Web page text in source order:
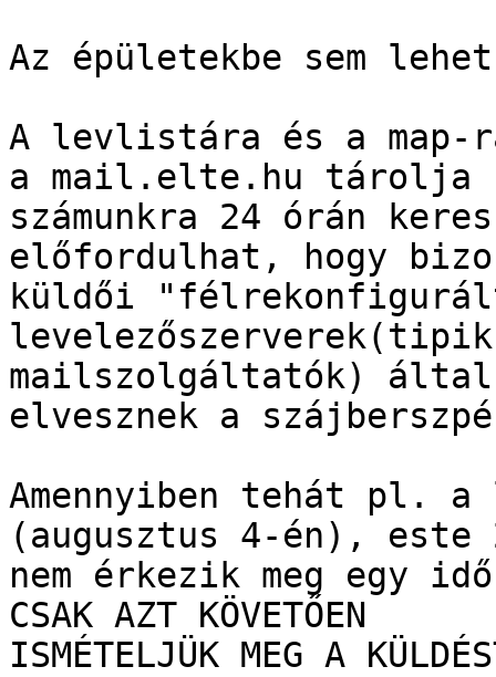
Az épületekbe sem
A levlistára és a
a mail.elte.hu tárolja
számunkra 24 órán
előfordulhat, hogy
küldői
mailszolgáltatók)
elvesznek a
Amennyiben tehát pl.
(augusztus 4-én),
nem érkezik meg egy
CSAK AZT KÖVETŐEN
ISMÉTELJÜK MEG A